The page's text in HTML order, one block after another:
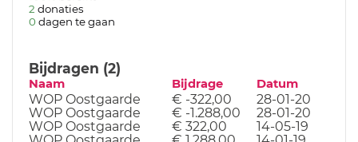
2 donaties
0 dagen te gaan
Bijdragen (2)
Naam Bijdrage Datum
WOP Oostgaarde € -322,00
28-01-20
WOP Oostgaarde
€ -1.288,00
28-01-20
WOP Oostgaarde
€ 322,00
14-05-19